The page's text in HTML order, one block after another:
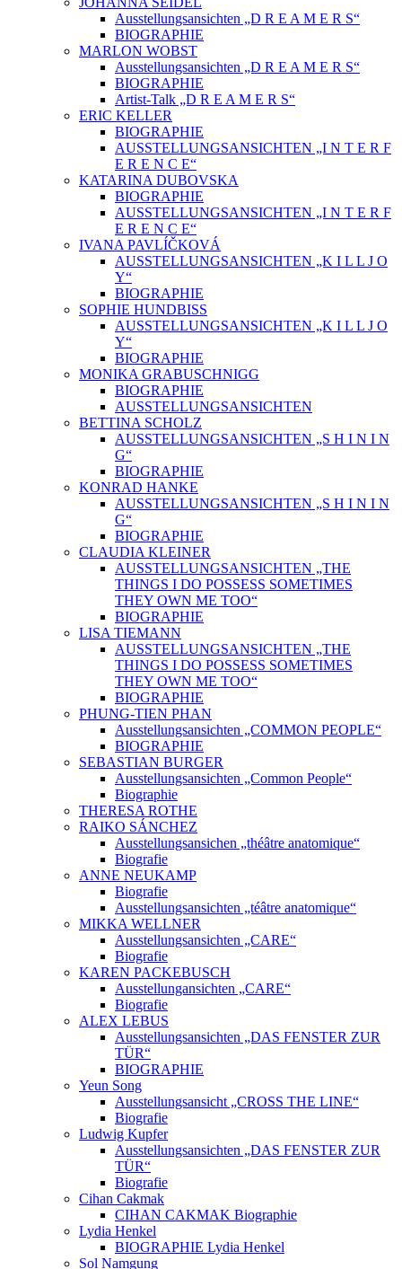
Ausstellungsansichten „D R E A M E R S“
BIOGRAPHIE
MARLON WOBST
Ausstellungsansichten „D R E A M E R S“
BIOGRAPHIE
Artist-Talk „D R E A M E R S“
ERIC KELLER
BIOGRAPHIE
AUSSTELLUNGSANSICHTEN „I N T E R F
E R E N C E“
KATARINA DUBOVSKA
BIOGRAPHIE
AUSSTELLUNGSANSICHTEN „I N T E R F
E R E N C E“
IVANA PAVLÍČKOVÁ
AUSSTELLUNGSANSICHTEN „K I L L J O
Y“
BIOGRAPHIE
SOPHIE HUNDBISS
AUSSTELLUNGSANSICHTEN „K I L L J O
Y“
BIOGRAPHIE
MONIKA GRABUSCHNIGG
BIOGRAPHIE
AUSSTELLUNGSANSICHTEN
BETTINA SCHOLZ
AUSSTELLUNGSANSICHTEN „S H I N I N
G“
BIOGRAPHIE
KONRAD HANKE
AUSSTELLUNGSANSICHTEN „S H I N I N
G“
BIOGRAPHIE
CLAUDIA KLEINER
AUSSTELLUNGSANSICHTEN „THE
THINGS I DO POSSESS SOMETIMES
THEY OWN ME TOO“
BIOGRAPHIE
LISA TIEMANN
AUSSTELLUNGSANSICHTEN „THE
THINGS I DO POSSESS SOMETIMES
THEY OWN ME TOO“
BIOGRAPHIE
PHUNG-TIEN PHAN
Ausstellungsansichten „COMMON PEOPLE“
BIOGRAPHIE
SEBASTIAN BURGER
Ausstellungsansichten „Common People“
Biographie
THERESA ROTHE
RAIKO SÁNCHEZ
Ausstellungsansichen „théâtre anatomique“
Biografie
ANNE NEUKAMP
Biografie
Ausstellungsansichten „téâtre anatomique“
MIKKA WELLNER
Ausstellungsansichten „CARE“
Biografie
KAREN PACKEBUSCH
Ausstellungansichten „CARE“
Biografie
ALEX LEBUS
Ausstellungsansichten „DAS FENSTER ZUR
TÜR“
BIOGRAPHIE
Yeun Song
Ausstellungsansicht „CROSS THE LINE“
Biografie
Ludwig Kupfer
Ausstellungsansichten „DAS FENSTER ZUR
TÜR“
Biografie
Cihan Cakmak
CIHAN CAKMAK Biographie
Lydia Henkel
BIOGRAPHIE Lydia Henkel
Sol Namgung